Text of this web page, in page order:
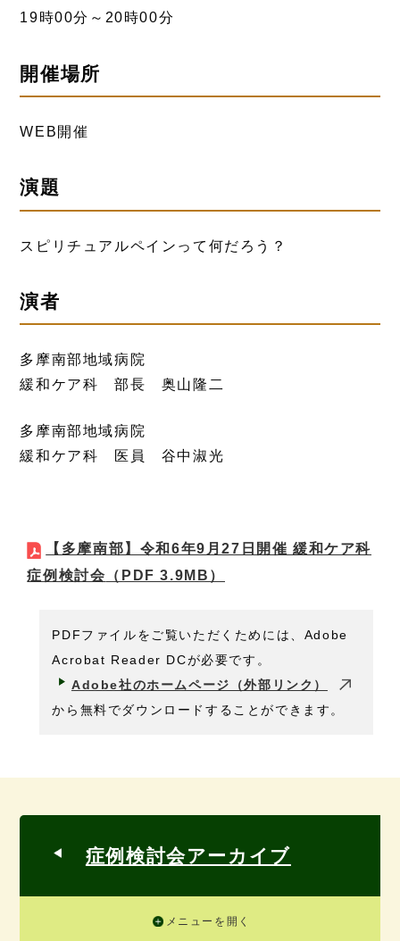
19時00分～20時00分
開催場所
WEB開催
演題
スピリチュアルペインって何だろう？
演者
多摩南部地域病院
緩和ケア科 部長 奥山隆二
多摩南部地域病院
緩和ケア科 医員 谷中淑光
【多摩南部】令和6年9月27日開催 緩和ケア科
症例検討会 （PDF 3.9MB）
PDFファイルをご覧いただくためには、Adobe
Acrobat Reader DCが必要です。
Adobe社のホームページ（外部リンク）
から無料でダウンロードすることができます。
症例検討会アーカイブ
メニューを開く